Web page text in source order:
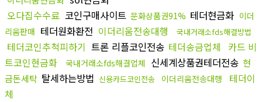
오다집수수료 코인구매사이트 문화상품권91% 테더현금화 이더
리움판매 테더원화환전 이더리움전송대행 국내거래소fds해결방법
테더코인추척피하기 트론 리플코인전송 테더송금업체
카드 비
트코인현금화
국내거래소fds해결업체 신세계상품권테더전송 현
금돈세탁 탈세하는방법 신용카드코인전송 이더리움전송대행
테더이
체